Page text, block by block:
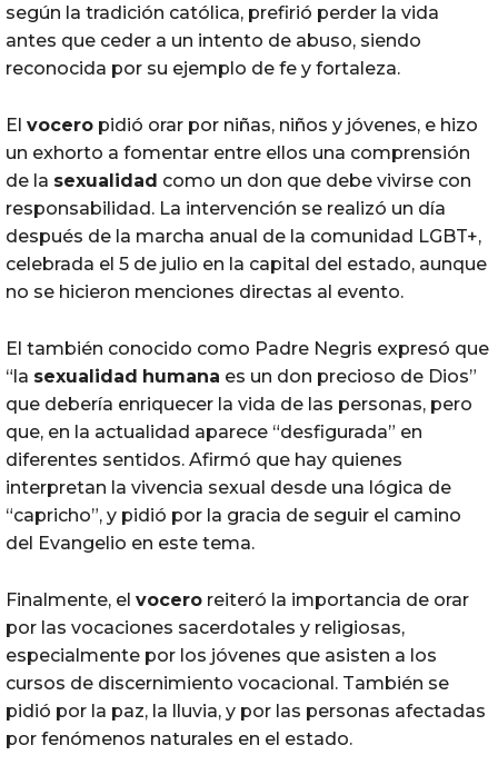
según la tradición católica, prefirió perder la vida
antes que ceder a un intento de abuso, siendo
reconocida por su ejemplo de fe y fortaleza.
El vocero pidió orar por niñas, niños y jóvenes, e hizo
un exhorto a fomentar entre ellos una comprensión
de la sexualidad como un don que debe vivirse con
responsabilidad. La intervención se realizó un día
después de la marcha anual de la comunidad LGBT+,
celebrada el 5 de julio en la capital del estado, aunque
no se hicieron menciones directas al evento.
El también conocido como Padre Negris expresó que
“la sexualidad humana es un don precioso de Dios”
que debería enriquecer la vida de las personas, pero
que, en la actualidad aparece “desfigurada” en
diferentes sentidos. Afirmó que hay quienes
interpretan la vivencia sexual desde una lógica de
“capricho”, y pidió por la gracia de seguir el camino
del Evangelio en este tema.
Finalmente, el vocero reiteró la importancia de orar
por las vocaciones sacerdotales y religiosas,
especialmente por los jóvenes que asisten a los
cursos de discernimiento vocacional. También se
pidió por la paz, la lluvia, y por las personas afectadas
por fenómenos naturales en el estado.